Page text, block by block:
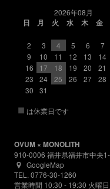
2026年08月
日
月 火 水 木 金
2
3 4 5 6 7
9
10 11 12 13 14
16
17 18 19 20 21
23
24 25 26 27 28
30
31
■ は休業日です
OVUM × MONOLITH
910-0006 福井県福井市中央
GoogleMap
TEL. 0776-30-1260
営業時間 10:30 - 19:30 火曜